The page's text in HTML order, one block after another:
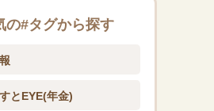
の#タグから探す
とEYE(年金)